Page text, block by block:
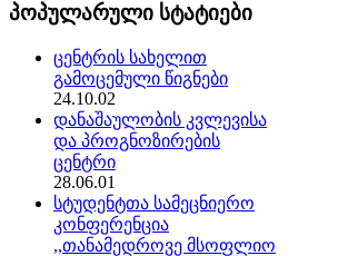
პოპულარული სტატიები
ცენტრის სახელით
გამოცემული წიგნები
24.10.02
დანაშაულობის კვლევისა
და პროგნოზირების
ცენტრი
28.06.01
სტუდენტთა სამეცნიერო
კონფერენცია
,,თანამედროვე მსოფლიო